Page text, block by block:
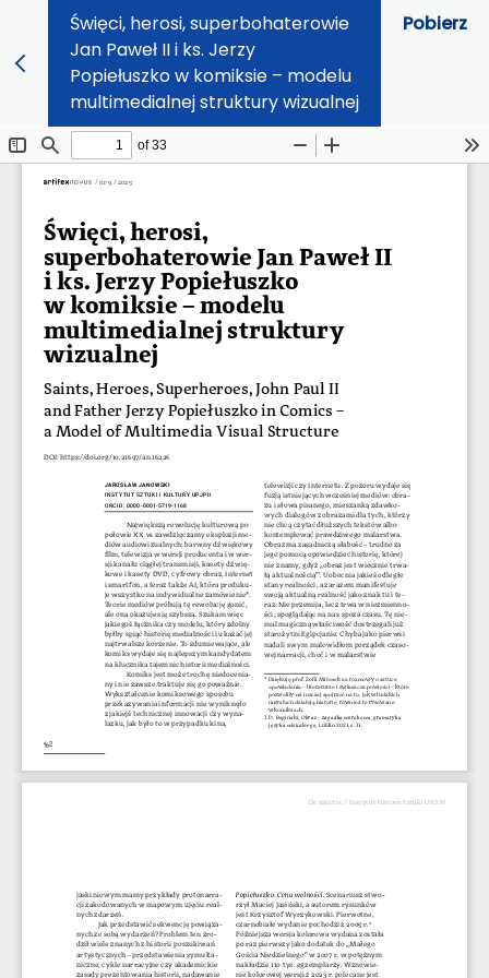
Święci, herosi, superbohaterowie
Jan Paweł II i ks. Jerzy
Popiełuszko w komiksie – modelu
multimedialnej struktury wizualnej
Pobierz